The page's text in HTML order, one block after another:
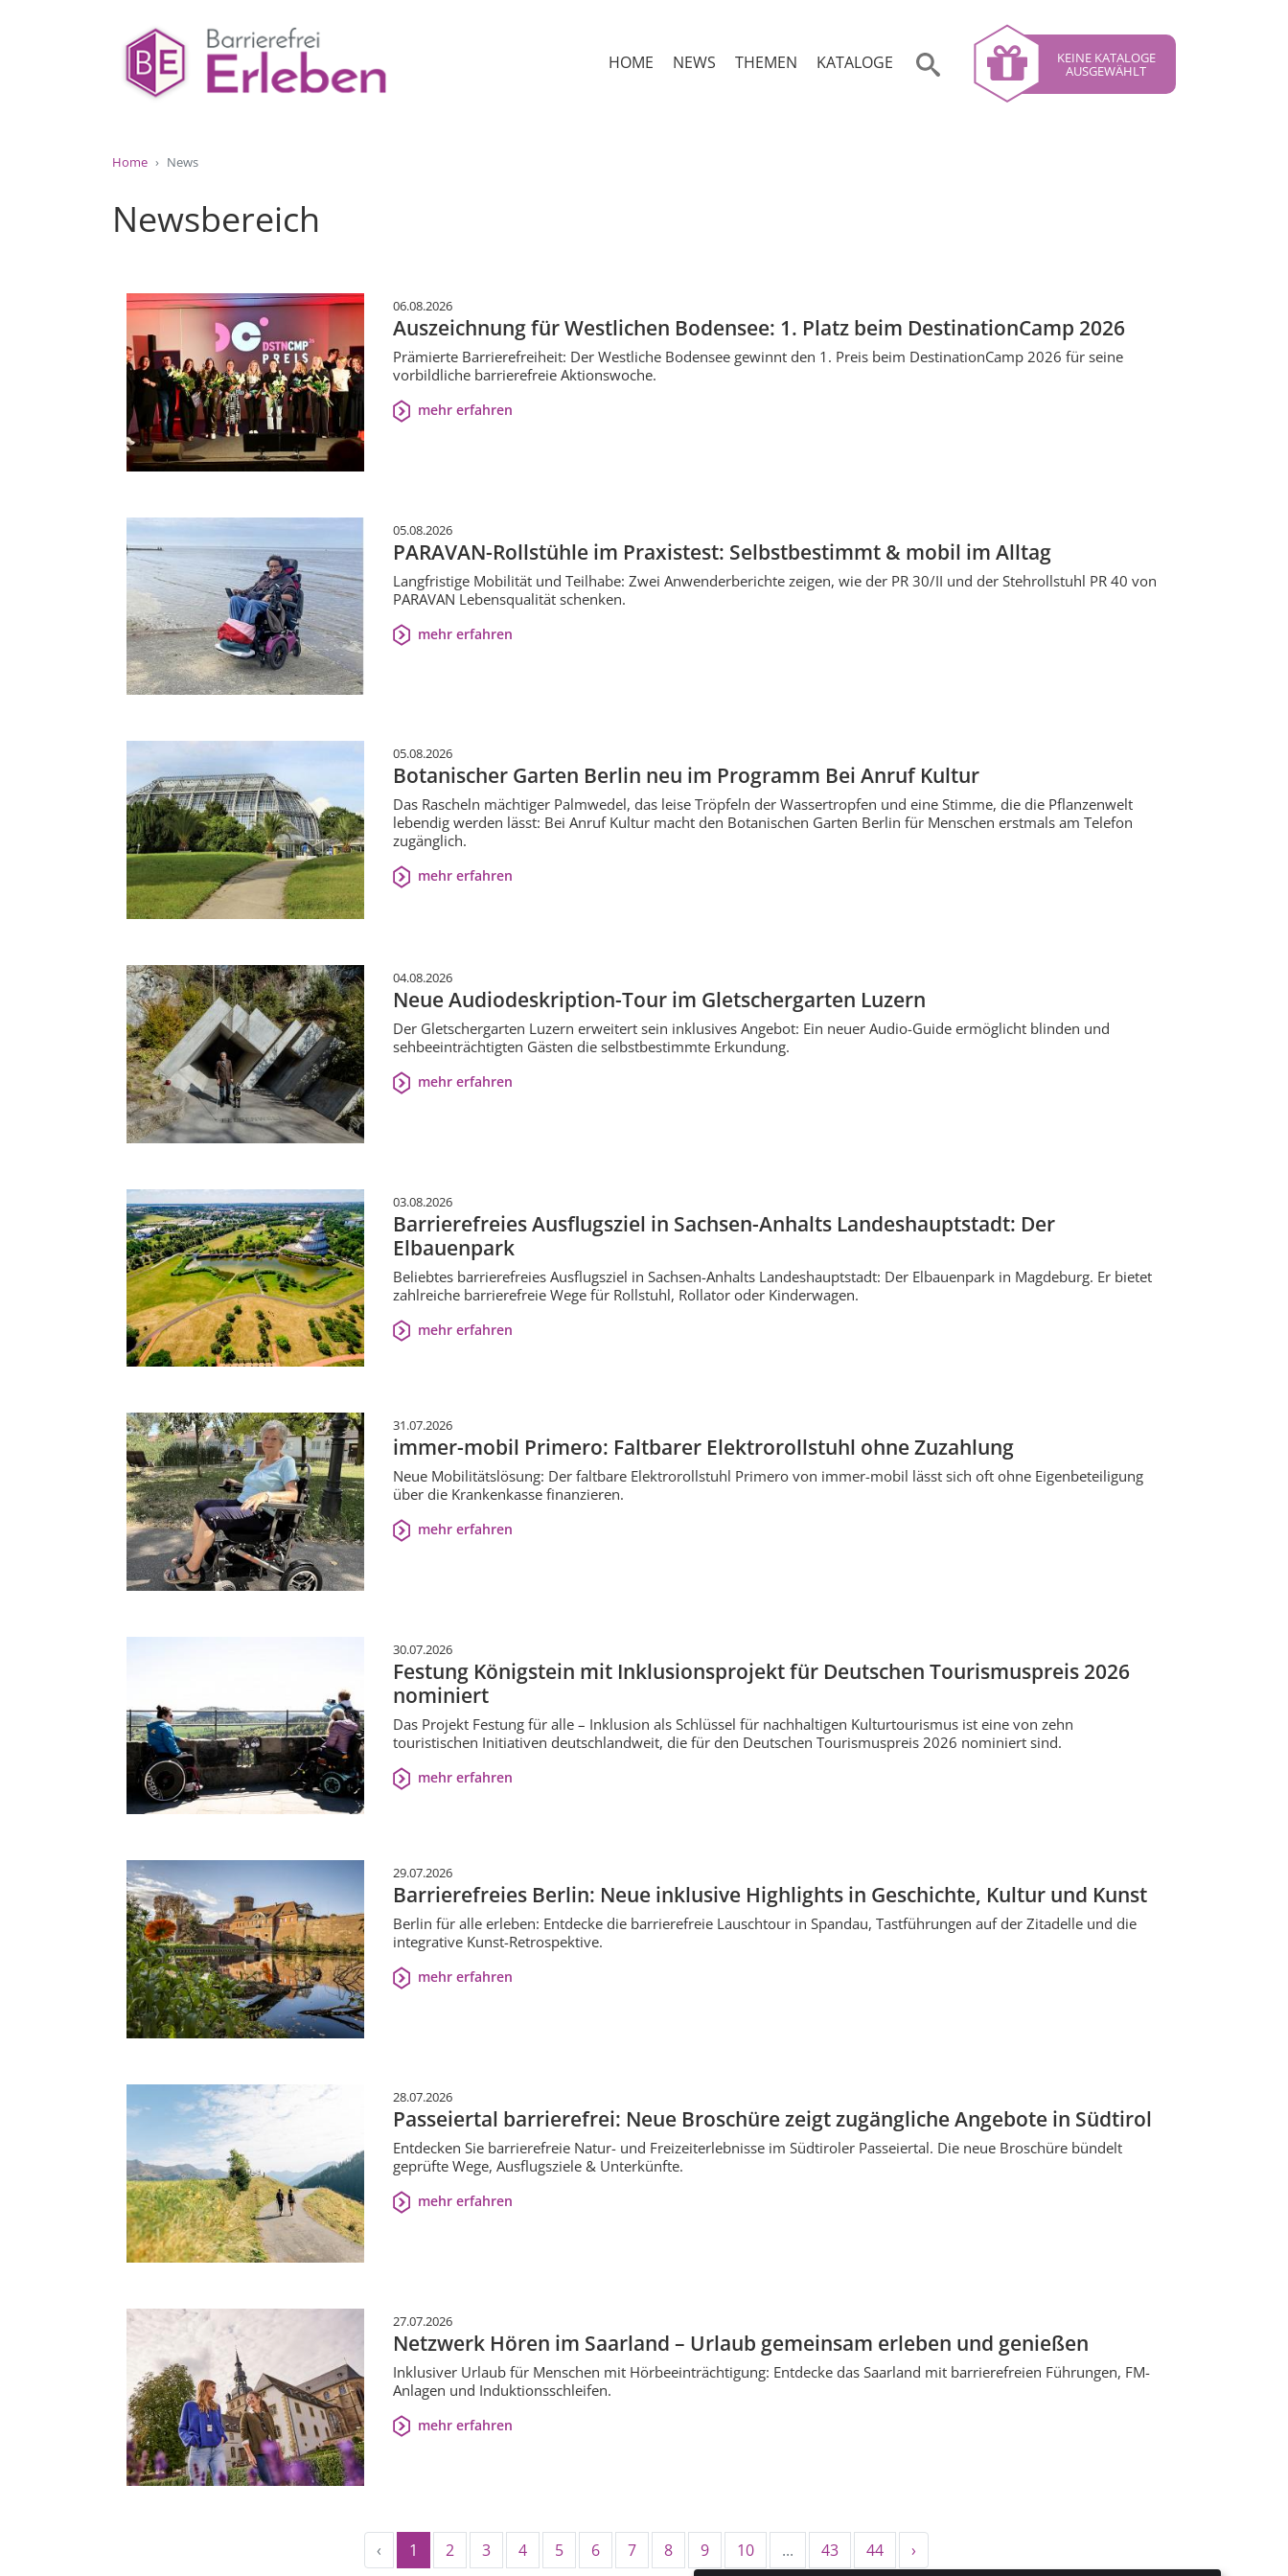
HOME NEWS THEMEN KATALOGE KEINE KATALOGE
AUSGEWÄHLT
Home News
Newsbereich
06.08.2026
Auszeichnung für Westlichen Bodensee: 1. Platz beim DestinationCamp 2026
Prämierte Barrierefreiheit: Der Westliche Bodensee gewinnt den 1. Preis beim DestinationCamp 2026 für seine
vorbildliche barrierefreie Aktionswoche.
mehr erfahren
05.08.2026
PARAVAN-Rollstühle im Praxistest: Selbstbestimmt & mobil im Alltag
Langfristige Mobilität und Teilhabe: Zwei Anwenderberichte zeigen, wie der PR 30/II und der Stehrollstuhl PR 40 von
PARAVAN Lebensqualität schenken.
mehr erfahren
05.08.2026
Botanischer Garten Berlin neu im Programm Bei Anruf Kultur
Das Rascheln mächtiger Palmwedel, das leise Tröpfeln der Wassertropfen und eine Stimme, die die Pflanzenwelt
lebendig werden lässt: Bei Anruf Kultur macht den Botanischen Garten Berlin für Menschen erstmals am Telefon
zugänglich.
mehr erfahren
04.08.2026
Neue Audiodeskription-Tour im Gletschergarten Luzern
Der Gletschergarten Luzern erweitert sein inklusives Angebot: Ein neuer Audio-Guide ermöglicht blinden und
sehbeeinträchtigten Gästen die selbstbestimmte Erkundung.
mehr erfahren
03.08.2026
Barrierefreies Ausflugsziel in Sachsen-Anhalts Landeshauptstadt: Der
Elbauenpark
Beliebtes barrierefreies Ausflugsziel in Sachsen-Anhalts Landeshauptstadt: Der Elbauenpark in Magdeburg. Er bietet
zahlreiche barrierefreie Wege für Rollstuhl, Rollator oder Kinderwagen.
mehr erfahren
31.07.2026
immer-mobil Primero: Faltbarer Elektrorollstuhl ohne Zuzahlung
Neue Mobilitätslösung: Der faltbare Elektrorollstuhl Primero von immer-mobil lässt sich oft ohne Eigenbeteiligung
über die Krankenkasse finanzieren.
mehr erfahren
30.07.2026
Festung Königstein mit Inklusionsprojekt für Deutschen Tourismuspreis 2026
nominiert
Das Projekt Festung für alle – Inklusion als Schlüssel für nachhaltigen Kulturtourismus ist eine von zehn
touristischen Initiativen deutschlandweit, die für den Deutschen Tourismuspreis 2026 nominiert sind.
mehr erfahren
29.07.2026
Barrierefreies Berlin: Neue inklusive Highlights in Geschichte, Kultur und Kunst
Berlin für alle erleben: Entdecke die barrierefreie Lauschtour in Spandau, Tastführungen auf der Zitadelle und die
integrative Kunst-Retrospektive.
mehr erfahren
28.07.2026
Passeiertal barrierefrei: Neue Broschüre zeigt zugängliche Angebote in Südtirol
Entdecken Sie barrierefreie Natur- und Freizeiterlebnisse im Südtiroler Passeiertal. Die neue Broschüre bündelt
geprüfte Wege, Ausflugsziele & Unterkünfte.
mehr erfahren
27.07.2026
Netzwerk Hören im Saarland – Urlaub gemeinsam erleben und genießen
Inklusiver Urlaub für Menschen mit Hörbeeinträchtigung: Entdecke das Saarland mit barrierefreien Führungen, FM-
Anlagen und Induktionsschleifen.
mehr erfahren
‹ 1 2 3 4 5 6 7 8 9 10 ... 43 44 ›